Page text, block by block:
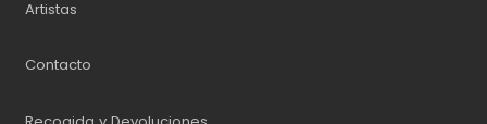
Artistas
Contacto